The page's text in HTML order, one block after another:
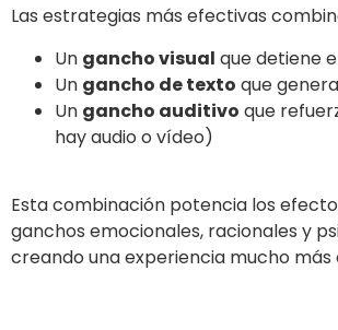
Las estrategias más efectivas
Un gancho visual que detiene
Un gancho de texto que
Un gancho auditivo que
hay audio o vídeo)
Esta combinación potencia los
ganchos emocionales, racionales y
creando una experiencia mucho